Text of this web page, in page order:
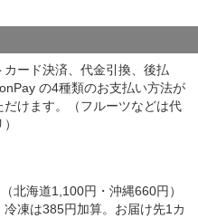
カード決済、代金引換、後払
の4種類のお支払い方法が
だけます。（フルーツなどは代
北海道1,100円・沖縄660円）
冷凍は385円加算。お届け先1カ